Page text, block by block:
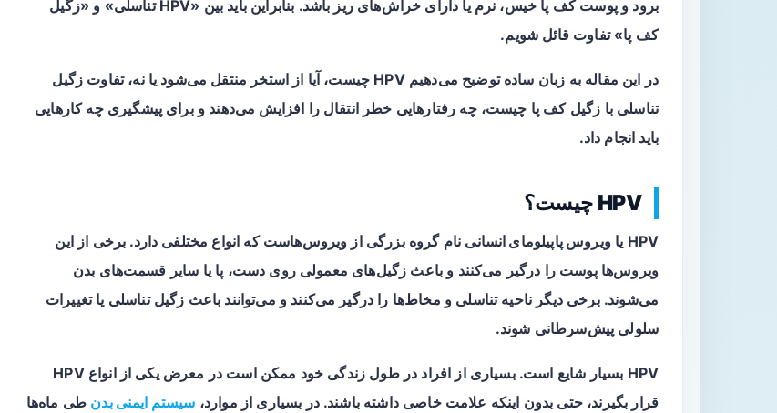
برود و پوست کف پا خیس، نرم یا دارای خراش‌های ریز باشد. بنابراین باید بین «HPV تناسلی» و «زگیل
کف پا» تفاوت قائل شویم.
در این مقاله به زبان ساده توضیح می‌دهیم HPV چیست، آیا از استخر منتقل می‌شود یا نه، تفاوت زگیل
تناسلی با زگیل کف پا چیست، چه رفتارهایی خطر انتقال را افزایش می‌دهند و برای پیشگیری چه کارهایی
باید انجام داد.
HPV چیست؟
HPV یا ویروس پاپیلومای انسانی نام گروه بزرگی از ویروس‌هاست که انواع مختلفی دارد. برخی از این
ویروس‌ها پوست را درگیر می‌کنند و باعث زگیل‌های معمولی روی دست، پا یا سایر قسمت‌های بدن
می‌شوند. برخی دیگر ناحیه تناسلی و مخاط‌ها را درگیر می‌کنند و می‌توانند باعث زگیل تناسلی یا تغییرات
سلولی پیش‌سرطانی شوند.
HPV بسیار شایع است. بسیاری از افراد در طول زندگی خود ممکن است در معرض یکی از انواع HPV
قرار بگیرند، حتی بدون اینکه علامت خاصی داشته باشند. در بسیاری از موارد، سیستم ایمنی بدن طی ماه‌ها